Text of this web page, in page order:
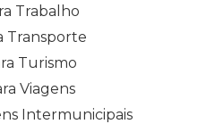
Trabalho
Transporte
Turismo
Viagens
Intermunicipais